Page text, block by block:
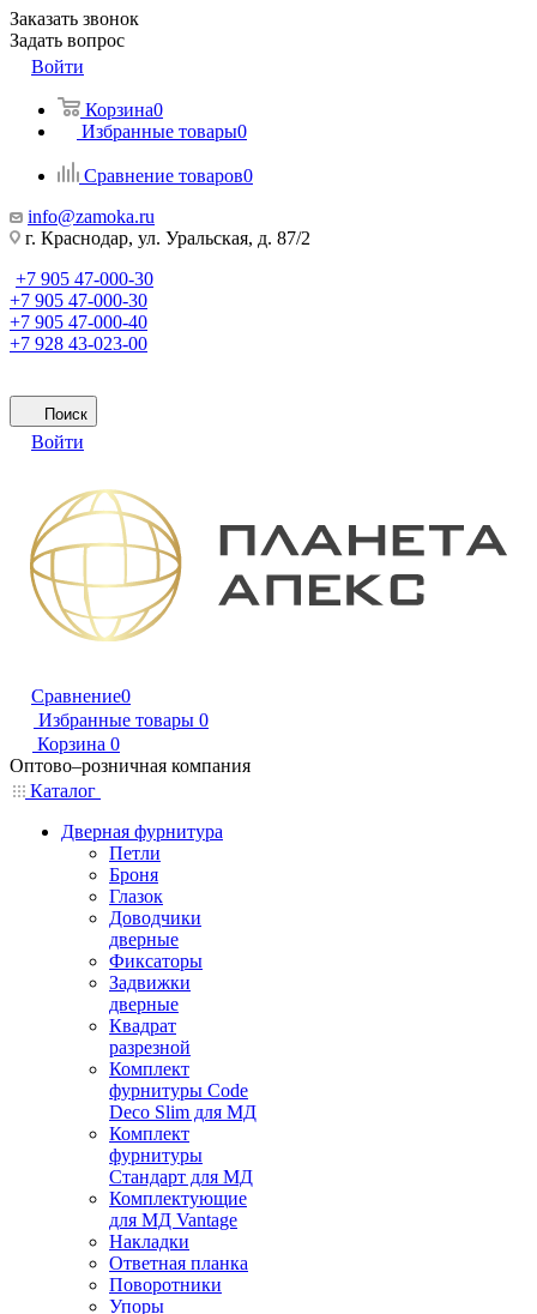
Заказать звонок
Задать вопрос
Войти
Корзина0
Избранные товары0
Сравнение товаров0
info@zamoka.ru
г. Краснодар, ул. Уральская, д. 87/2
+7 905 47-000-30
+7 905 47-000-30
+7 905 47-000-40
+7 928 43-023-00
Поиск
Войти
Сравнение0
Избранные товары 0
Корзина 0
Оптово–розничная компания
Каталог
Дверная фурнитура
Петли
Броня
Глазок
Доводчики
дверные
Фиксаторы
Задвижки
дверные
Квадрат
разрезной
Комплект
фурнитуры Code
Deco Slim для МД
Комплект
фурнитуры
Стандарт для МД
Комплектующие
для МД Vantage
Накладки
Ответная планка
Поворотники
Упоры